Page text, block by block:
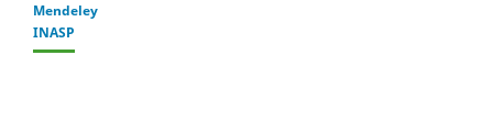
Mendeley
INASP